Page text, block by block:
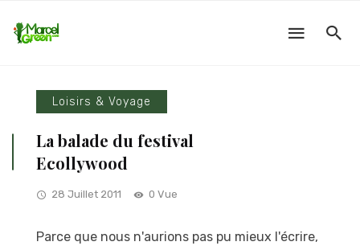
Loisirs & Voyage
La balade du festival
Ecollywood
28 Juillet 2011 0 Vue
Parce que nous n'aurions pas pu mieux l'écrire,